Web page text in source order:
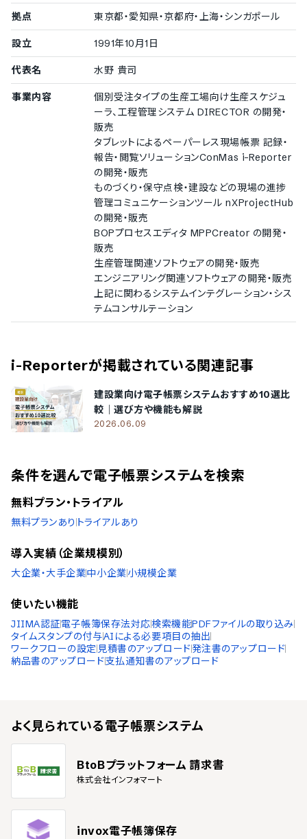
中小企業の導入実績
従業員数20名〜300名未満の企業を中小企業としてご紹介してい
ます。
100〜299名
株式会社メディパス/株式会社シティプラスチック
積水成
型工業株式会社
旭テック株式会社
株式会社鈴木文具
小規模企業の導入実績
従業員数20名未満の企業を小規模企業としてご紹介しています。
導入実績（企業規模不明）
NICCS株式会社/株式会社マスヤ /KDDIアジアパシフィッ
ク ドバイ支店/境港魚市場株式会社 /株式会社ミントウェ
ーブ
/コンパスデンタルクリニック
拠点 東京都・愛知県・京都府・上海・シンガポール
設立 1991年10月1日
代表名 水野 貴司
事業内容
個別受注タイプの生産工場向け生産スケジュ
ーラ、工程管理システム DIRECTOR の開発・
販売
タブレットによるペーパーレス現場帳票 記録・
報告・閲覧ソリューションConMas i-Reporter
の開発・販売
ものづくり・保守点検・建設などの現場の進捗
管理コミュニケーションツール nXProjectHub
の開発・販売
BOPプロセスエディタ MPPCreator の開発・
販売
生産管理関連ソフトウェアの開発・販売
エンジニアリング関連ソフトウェアの開発・販売
上記に関わるシステムインテグレーション・シス
テムコンサルテーション
i-Reporterが掲載されている関連記事
建設業向け電子帳票システムおすすめ10選比
較｜選び方や機能も解説
2026.06.09
条件を選んで電子帳票システムを検索
無料プラン・トライアル
無料プランあり トライアルあり
導入実績（企業規模別）
大企業・大手企業中小企業小規模企業
使いたい機能
JIIMA認証電子帳簿保存法対応検索機能PDFファイルの取り込み
タイムスタンプの付与AIによる必要項目の抽出
ワークフローの設定見積書のアップロード発注書のアップロード
納品書のアップロード支払通知書のアップロード
よく見られている電子帳票システム
BtoBプラットフォーム 請求書
株式会社インフォマート
invox電子帳簿保存